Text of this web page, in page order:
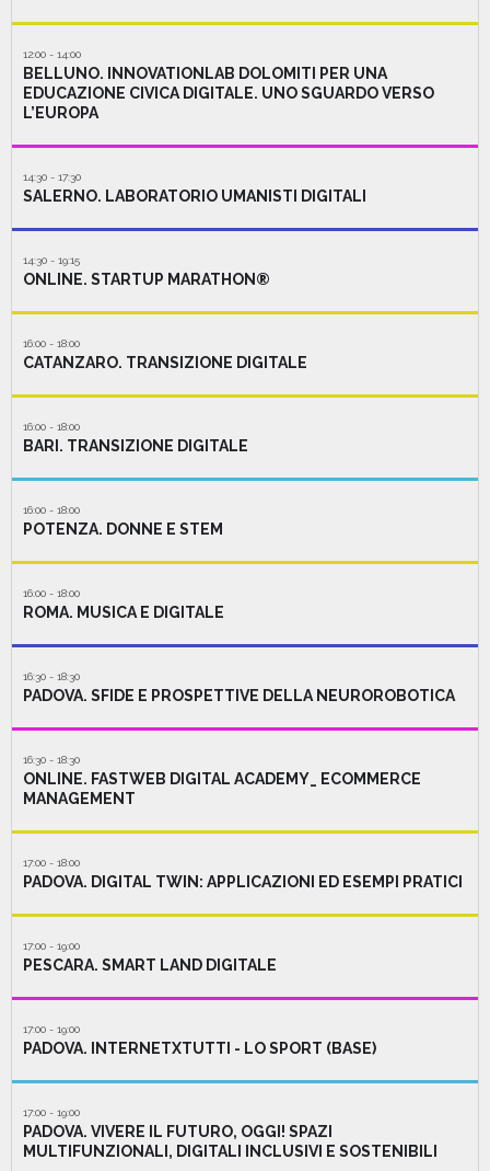
12:00 - 14:00
BELLUNO. INNOVATIONLAB DOLOMITI PER UNA
EDUCAZIONE CIVICA DIGITALE. UNO SGUARDO VERSO
L’EUROPA
14:30 - 17:30
SALERNO. LABORATORIO UMANISTI DIGITALI
14:30 - 19:15
ONLINE. STARTUP MARATHON®
16:00 - 18:00
CATANZARO. TRANSIZIONE DIGITALE
16:00 - 18:00
BARI. TRANSIZIONE DIGITALE
16:00 - 18:00
POTENZA. DONNE E STEM
16:00 - 18:00
ROMA. MUSICA E DIGITALE
16:30 - 18:30
PADOVA. SFIDE E PROSPETTIVE DELLA NEUROROBOTICA
16:30 - 18:30
ONLINE. FASTWEB DIGITAL ACADEMY_ ECOMMERCE
MANAGEMENT
17:00 - 18:00
PADOVA. DIGITAL TWIN: APPLICAZIONI ED ESEMPI PRATICI
17:00 - 19:00
PESCARA. SMART LAND DIGITALE
17:00 - 19:00
PADOVA. INTERNETXTUTTI - LO SPORT (BASE)
17:00 - 19:00
PADOVA. VIVERE IL FUTURO, OGGI! SPAZI
MULTIFUNZIONALI, DIGITALI INCLUSIVI E SOSTENIBILI